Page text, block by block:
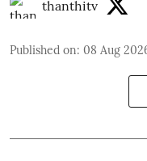
thanthitv
Published on: 08 Aug